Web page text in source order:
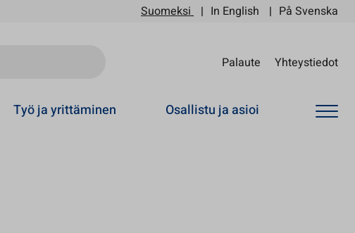
Suomeksi In English På Svenska
Palaute Yhteystiedot
Työ ja yrittäminen Osallistu ja asioi